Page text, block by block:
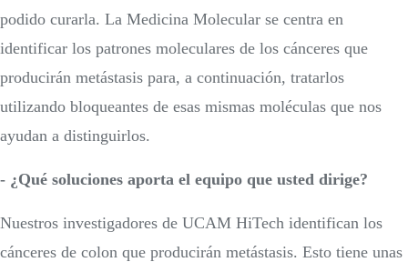
podido curarla. La Medicina Molecular se centra en
identificar los patrones moleculares de los cánceres que
producirán metástasis para, a continuación, tratarlos
utilizando bloqueantes de esas mismas moléculas que nos
ayudan a distinguirlos.
- ¿Qué soluciones aporta el equipo que usted dirige?
Nuestros investigadores de UCAM HiTech identifican los
cánceres de colon que producirán metástasis. Esto tiene unas